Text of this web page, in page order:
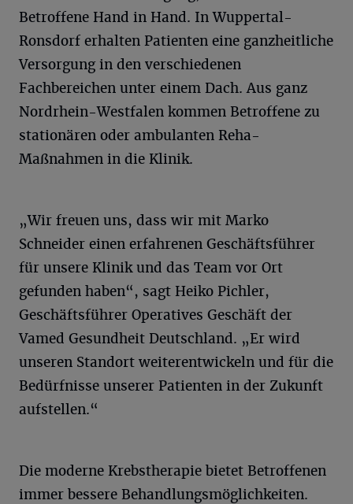
Betroffene Hand in Hand. In Wuppertal-
Ronsdorf erhalten Patienten eine ganzheitliche
Versorgung in den verschiedenen
Fachbereichen unter einem Dach. Aus ganz
Nordrhein-Westfalen kommen Betroffene zu
stationären oder ambulanten Reha-
Maßnahmen in die Klinik.
„Wir freuen uns, dass wir mit Marko
Schneider einen erfahrenen Geschäftsführer
für unsere Klinik und das Team vor Ort
gefunden haben“, sagt Heiko Pichler,
Geschäftsführer Operatives Geschäft der
Vamed Gesundheit Deutschland. „Er wird
unseren Standort weiterentwickeln und für die
Bedürfnisse unserer Patienten in der Zukunft
aufstellen.“
Die moderne Krebstherapie bietet Betroffenen
immer bessere Behandlungsmöglichkeiten.